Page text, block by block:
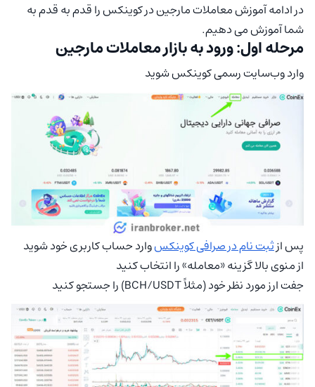
در ادامه آموزش معاملات مارجین در کوینکس را قدم به قدم به
شما آموزش می دهیم.
مرحله اول: ورود به بازار معاملات مارجین
وارد وب‌سایت رسمی کوینکس شوید
پس ازثبت نام در صرافی کوینکسوارد حساب کاربری خود شوید
از منوی بالا گزینه «معامله» را انتخاب کنید
جفت ارز مورد نظر خود (مثلاً BCH/USDT) را جستجو کنید